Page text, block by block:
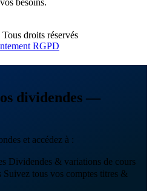
besoins.
droits réservés
RGPD
dividendes —
et accédez à :
Dividendes & variations de cours
Suivez tous vos comptes titres &